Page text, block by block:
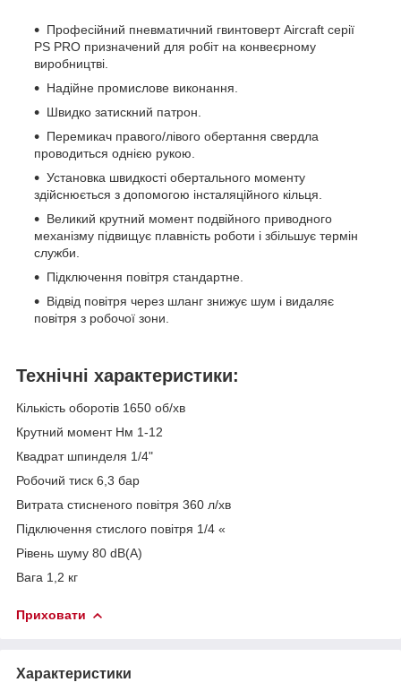
Професійний пневматичний гвинтоверт Aircraft серії
PS PRO призначений для робіт на конвеєрному
виробництві.
Надійне промислове виконання.
Швидко затискний патрон.
Перемикач правого/лівого обертання свердла
проводиться однією рукою.
Установка швидкості обертального моменту
здійснюється з допомогою інсталяційного кільця.
Великий крутний момент подвійного приводного
механізму підвищує плавність роботи і збільшує термін
служби.
Підключення повітря стандартне.
Відвід повітря через шланг знижує шум і видаляє
повітря з робочої зони.
Технічні характеристики:
Кількість оборотів 1650 об/хв
Крутний момент Нм 1-12
Квадрат шпинделя 1/4"
Робочий тиск 6,3 бар
Витрата стисненого повітря 360 л/хв
Підключення стислого повітря 1/4 «
Рівень шуму 80 dB(A)
Вага 1,2 кг
Приховати
Характеристики